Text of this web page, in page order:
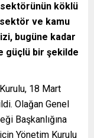
köklü
ve kamu
bugüne kadar
güçlü bir şekilde
18 Mart
Olağan Genel
Başkanlığına
Yönetim Kurulu